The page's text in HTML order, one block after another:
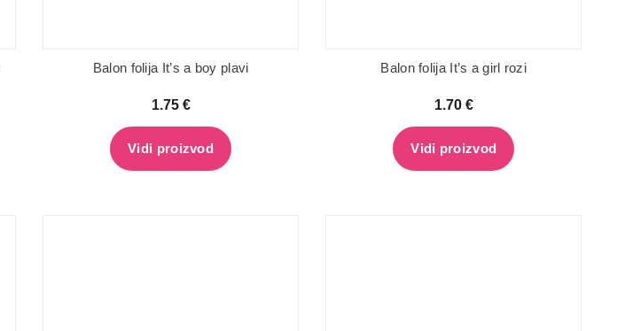
Balon folija It’s a boy plavi
1.75 €
Vidi proizvod
Balon folija It’s a girl rozi
1.70 €
Vidi proizvod